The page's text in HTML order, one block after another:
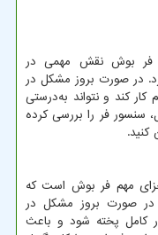
فر بوش نقش مهمی در
در صورت بروز مشکل در
کند و نتواند به‌درستی
سنسور فر را بررسی کرده
مهم فر بوش است که
در صورت بروز مشکل در
کامل پخته شود و باعث